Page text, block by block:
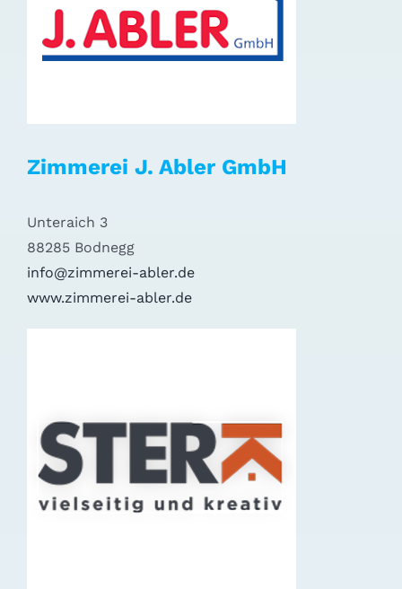
Zimmerei J. Abler GmbH
Unteraich 3
88285 Bodnegg
info@zimmerei-abler.de
www.zimmerei-abler.de